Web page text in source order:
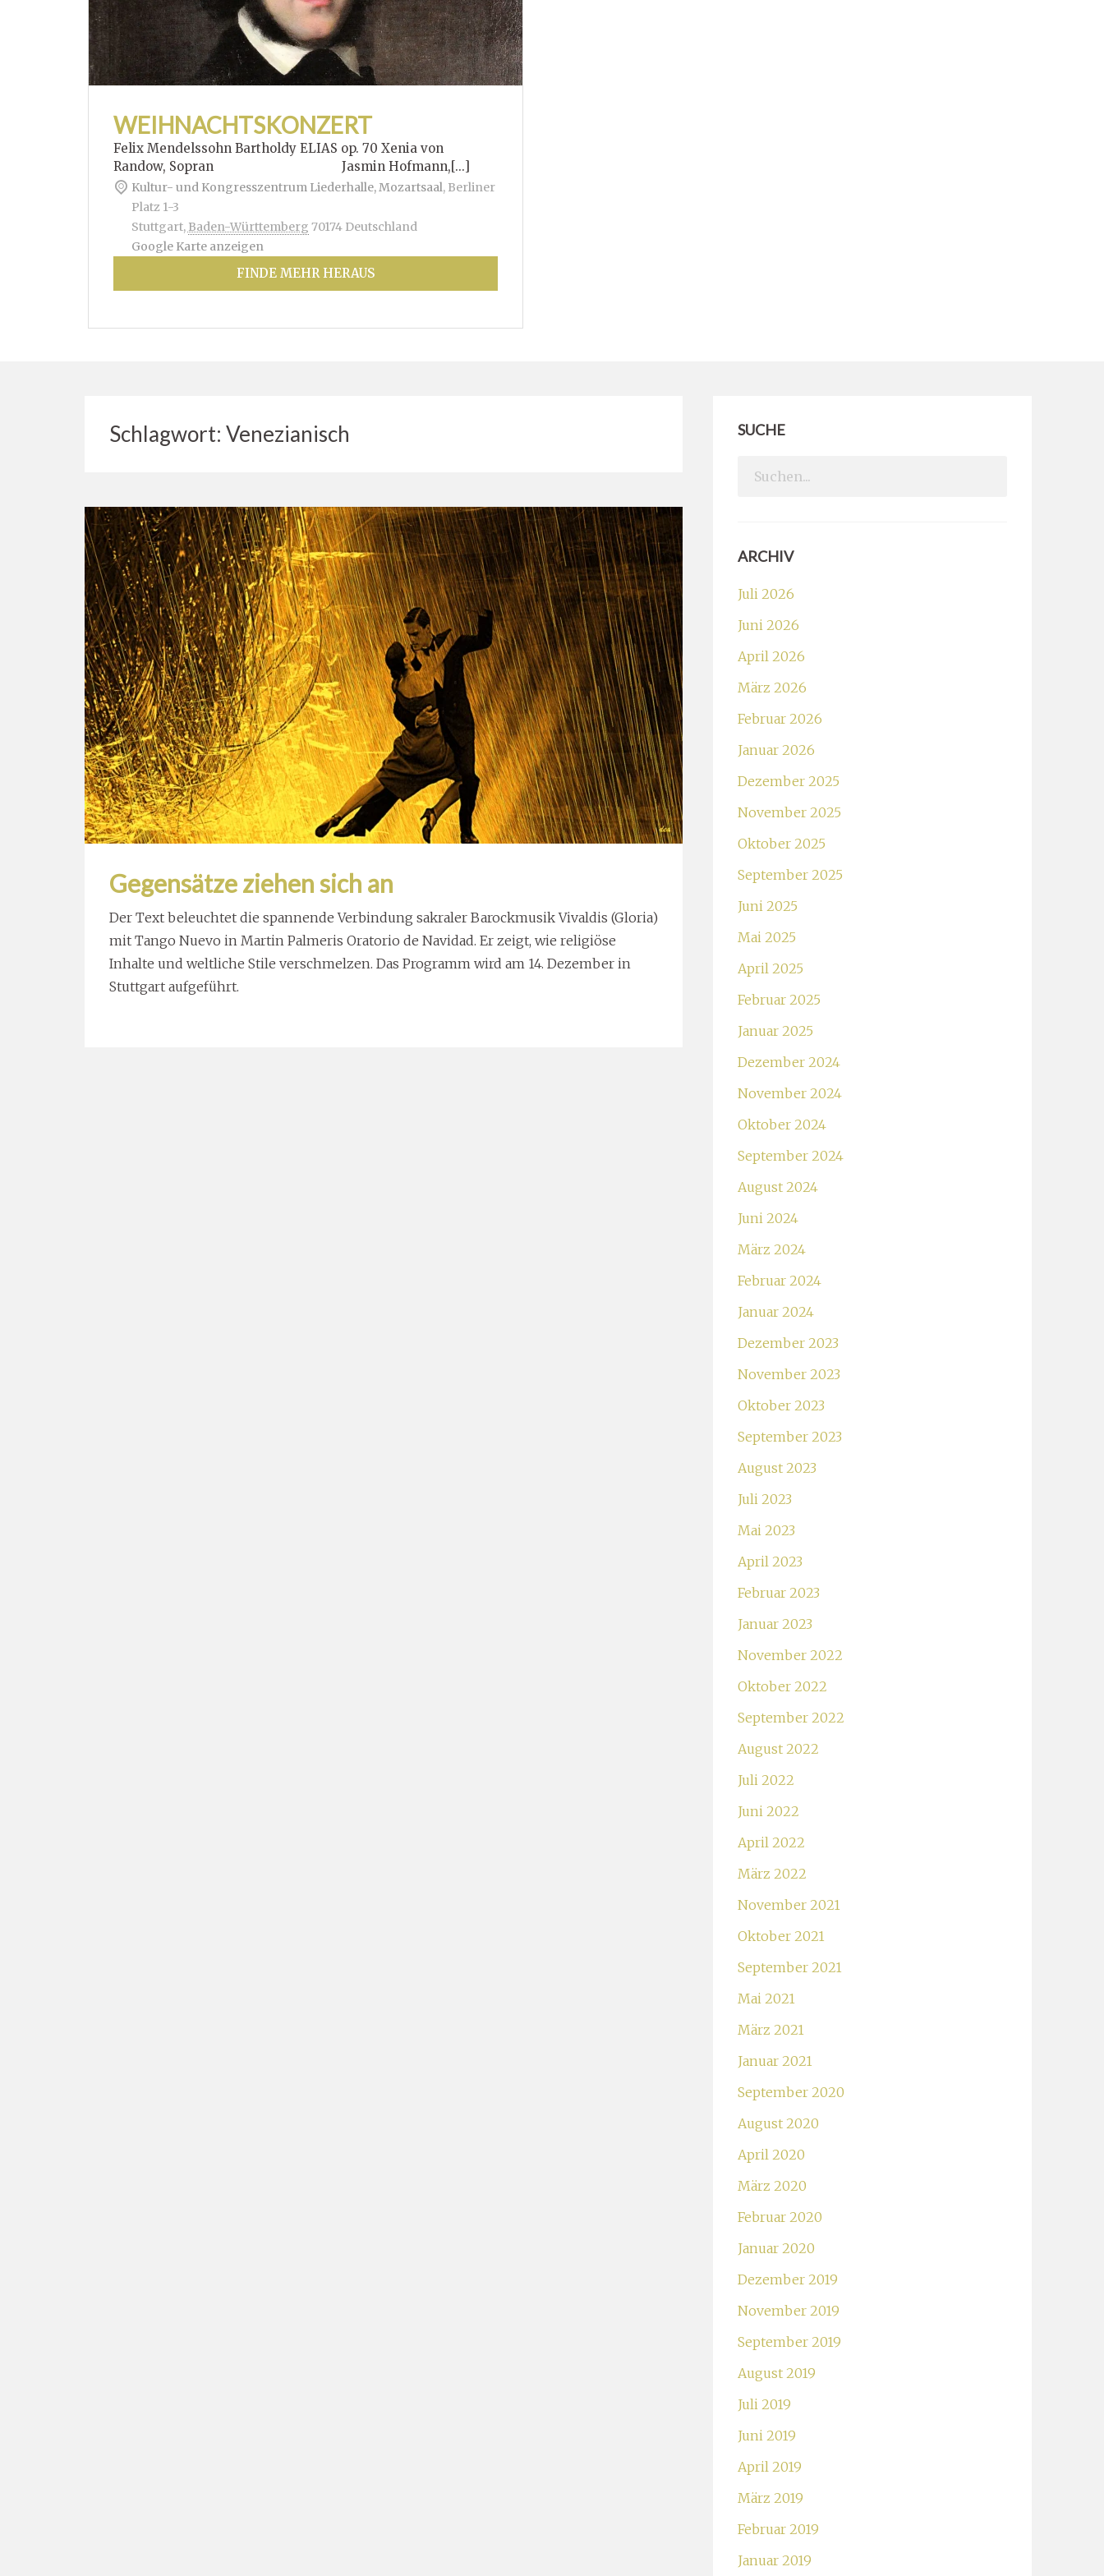
WEIHNACHTSKONZERT
Felix Mendelssohn Bartholdy ELIAS op. 70 Xenia von
Randow, Sopran Jasmin Hofmann,[...]
Kultur- und Kongresszentrum Liederhalle, Mozartsaal, Berliner
Platz 1-3
Stuttgart, Baden-Württemberg 70174 Deutschland
Google Karte anzeigen
FINDE MEHR HERAUS
Schlagwort: Venezianisch
Gegensätze ziehen sich an
Der Text beleuchtet die spannende Verbindung sakraler Barockmusik Vivaldis (Gloria)
mit Tango Nuevo in Martin Palmeris Oratorio de Navidad. Er zeigt, wie religiöse
Inhalte und weltliche Stile verschmelzen. Das Programm wird am 14. Dezember in
Stuttgart aufgeführt.
SUCHE
Search
ARCHIV
Juli 2026
Juni 2026
April 2026
März 2026
Februar 2026
Januar 2026
Dezember 2025
November 2025
Oktober 2025
September 2025
Juni 2025
Mai 2025
April 2025
Februar 2025
Januar 2025
Dezember 2024
November 2024
Oktober 2024
September 2024
August 2024
Juni 2024
März 2024
Februar 2024
Januar 2024
Dezember 2023
November 2023
Oktober 2023
September 2023
August 2023
Juli 2023
Mai 2023
April 2023
Februar 2023
Januar 2023
November 2022
Oktober 2022
September 2022
August 2022
Juli 2022
Juni 2022
April 2022
März 2022
November 2021
Oktober 2021
September 2021
Mai 2021
März 2021
Januar 2021
September 2020
August 2020
April 2020
März 2020
Februar 2020
Januar 2020
Dezember 2019
November 2019
September 2019
August 2019
Juli 2019
Juni 2019
April 2019
März 2019
Februar 2019
Januar 2019